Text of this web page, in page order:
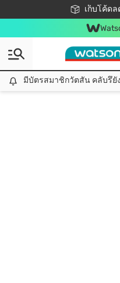
เก็บโค้ด
ชอปออนไลน์ค
📦ส่ง
สมาชิก
มีบัตรสมาชิกวัตสัน คลับรึยั